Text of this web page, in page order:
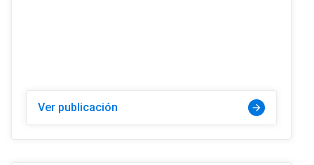
Ver publicación arrow_forward